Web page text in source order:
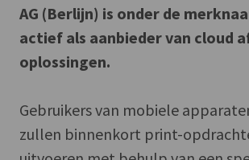
AG (Berlijn) is onder de
actief als aanbieder van cloud
oplossingen.
Gebruikers van mobiele
zullen binnenkort print-